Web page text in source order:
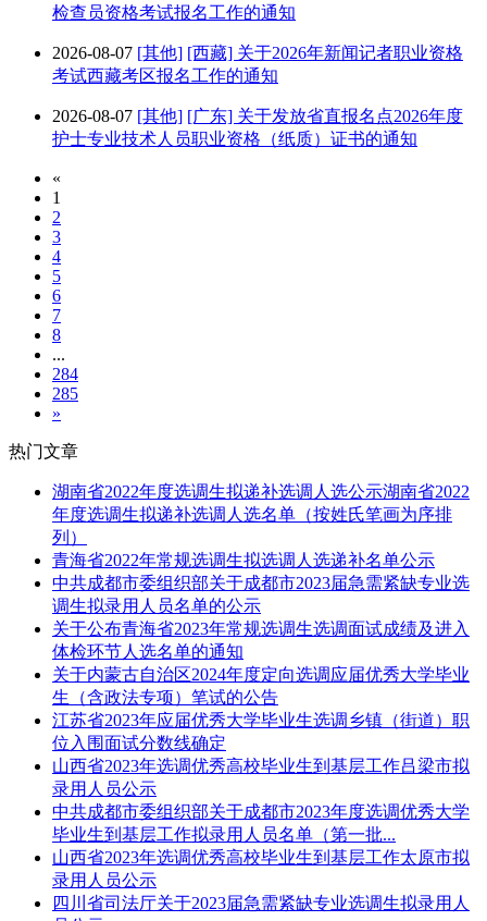
检查员资格考试报名工作的通知
2026-08-07 [其他] [西藏] 关于2026年新闻记者职业资格
考试西藏考区报名工作的通知
2026-08-07 [其他] [广东] 关于发放省直报名点2026年度
护士专业技术人员职业资格（纸质）证书的通知
«
1
2
3
4
5
6
7
8
...
284
285
»
热门文章
湖南省2022年度选调生拟递补选调人选公示湖南省2022
年度选调生拟递补选调人选名单（按姓氏笔画为序排
列）
青海省2022年常规选调生拟选调人选递补名单公示
中共成都市委组织部关于成都市2023届急需紧缺专业选
调生拟录用人员名单的公示
关于公布青海省2023年常规选调生选调面试成绩及进入
体检环节人选名单的通知
关于内蒙古自治区2024年度定向选调应届优秀大学毕业
生（含政法专项）笔试的公告
江苏省2023年应届优秀大学毕业生选调乡镇（街道）职
位入围面试分数线确定
山西省2023年选调优秀高校毕业生到基层工作吕梁市拟
录用人员公示
中共成都市委组织部关于成都市2023年度选调优秀大学
毕业生到基层工作拟录用人员名单（第一批...
山西省2023年选调优秀高校毕业生到基层工作太原市拟
录用人员公示
四川省司法厅关于2023届急需紧缺专业选调生拟录用人